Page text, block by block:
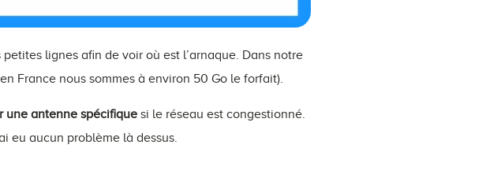
petites lignes afin de voir où est l’arnaque. Dans notre
France nous sommes à environ 50 Go le forfait).
une antenne spécifique si le réseau est congestionné.
eu aucun problème là dessus.